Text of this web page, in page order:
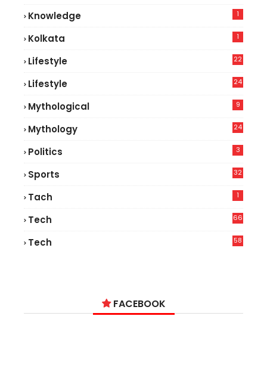
Knowledge 1
Kolkata 1
Lifestyle
22
Lifestyle
24
Mythological 9
Mythology 24
Politics 3
Sports 32
Tach 1
Tech
66
Tech
58
FACEBOOK